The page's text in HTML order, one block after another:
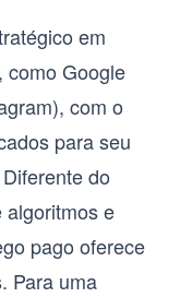
em
como Google
com o
para seu
do
algoritmos e
pago oferece
Para uma